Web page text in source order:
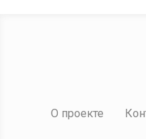
О проекте